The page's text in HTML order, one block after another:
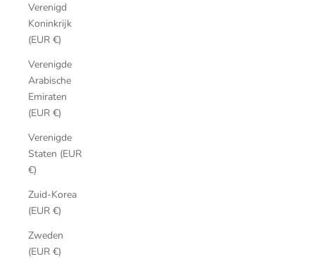
Verenigd
Koninkrijk
(EUR €)
Verenigde
Arabische
Emiraten
(EUR €)
Verenigde
Staten (EUR
€)
Zuid-Korea
(EUR €)
Zweden
(EUR €)